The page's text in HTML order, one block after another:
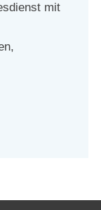
mit